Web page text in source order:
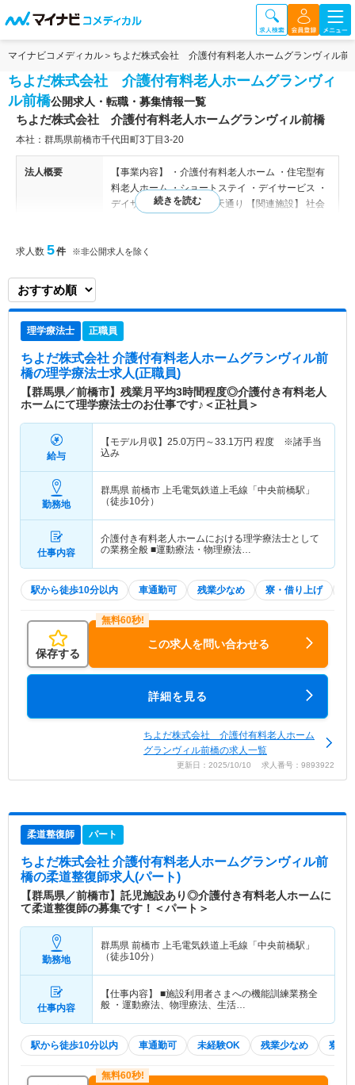
マイナビコメディカル ちよだ株式会社 介護付有料老人ホームグランヴィル前
ちよだ株式会社 介護付有料老人ホームグランヴィ
ル前橋公開求人・転職・募集情報一覧
ちよだ株式会社 介護付有料老人ホームグランヴィル前橋
本社：群馬県前橋市千代田町3丁目3-20
法人概要
【事業内容】 ・介護付有料老人ホーム ・住宅型有
料老人ホーム ・ショートステイ ・デイサービス ・
デイサービスセンター弁天通り 【関連施設】 社会
式会社
特色
ンス語で「偉大なる街」という意味があり、医療機
り、快適な生活を送れる環境に位置しています。
求人数 5件 ※非公開求人を除く
理学療法士 正職員
ちよだ株式会社 介護付有料老人ホームグランヴィル前
橋の理学療法士求人(正職員)
【群馬県／前橋市】残業月平均3時間程度◎介護付き有料老人
ホームにて理学療法士のお仕事です♪＜正社員＞
給与
【モデル月収】 25.0万円～33.1 万円 程度 ※諸手当
込み
勤務地
群馬県 前橋市
上毛電気鉄道上毛線「中央前橋駅」
（徒歩10分）
仕事内容
介護付き有料老人ホームにおける理学療法士として
の業務全般 ■運動療法・物理療法…
駅から徒歩10分以内 車通勤可 残業少なめ 寮・借り上げ
保存する
この求人を問い合わせる
詳細を見る
ちよだ株式会社 介護付有料老人ホーム
グランヴィル前橋の求人一覧
更新日：2025/10/10 求人番号：9893922
柔道整復師 パート
ちよだ株式会社 介護付有料老人ホームグランヴィル前
橋の柔道整復師求人(パート)
【群馬県／前橋市】託児施設あり◎介護付き有料老人ホームに
て柔道整復師の募集です！＜パート＞
勤務地
群馬県 前橋市
上毛電気鉄道上毛線「中央前橋駅」
（徒歩10分）
仕事内容
【仕事内容】 ■施設利用者さまへの機能訓練業務全
般 ・運動療法、物理療法、生活…
駅から徒歩10分以内 車通勤可 未経験OK 残業少なめ 寮・